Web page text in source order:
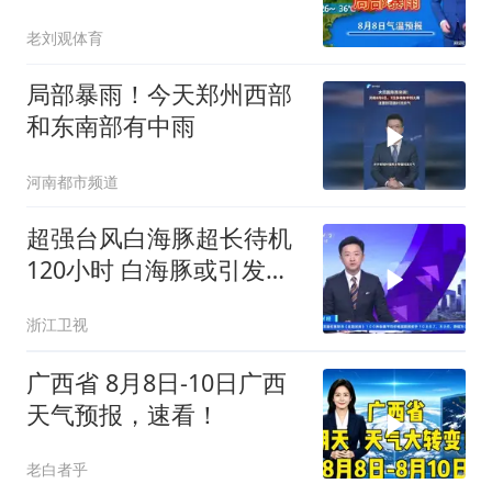
老刘观体育
局部暴雨！今天郑州西部
和东南部有中雨
河南都市频道
超强台风白海豚超长待机
120小时 白海豚或引发特
浙江卫视
广西省 8月8日-10日广西
天气预报，速看！
老白者乎